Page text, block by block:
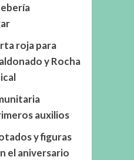
roja para
y Rocha
auxilios
y figuras
el aniversario